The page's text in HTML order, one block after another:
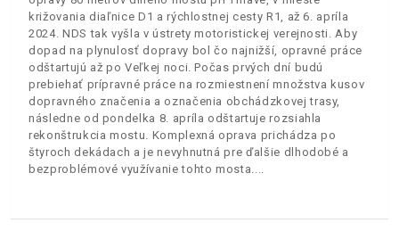
križovania diaľnice D1 a rýchlostnej cesty R1, až 6. apríla
2024. NDS tak vyšla v ústrety motoristickej verejnosti. Aby
dopad na plynulosť dopravy bol čo najnižší, opravné práce
odštartujú až po Veľkej noci. Počas prvých dní budú
prebiehať prípravné práce na rozmiestnení množstva kusov
dopravného značenia a označenia obchádzkovej trasy,
následne od pondelka 8. apríla odštartuje rozsiahla
rekonštrukcia mostu. Komplexná oprava prichádza po
štyroch dekádach a je nevyhnutná pre ďalšie dlhodobé a
bezproblémové využívanie tohto mosta.